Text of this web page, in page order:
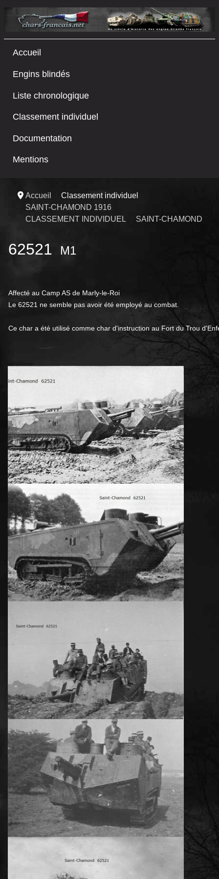
Accueil
Engins blindés
Liste chronologique
Classement individuel
Documentation
Mentions
Accueil
Classement individuel
SAINT-CHAMOND 1916
CLASSEMENT INDIVIDUEL
SAINT-CHAMOND
62521 M1
Affecté au Camp AS de Marly-le-Roi
Le 62521 ne semble pas avoir été employé au combat.
Ce char a été utilisé comme char d'instruction au Fort du Trou